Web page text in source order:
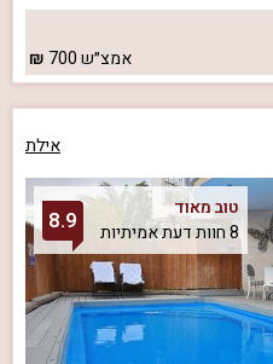
אמצ״ש700
אילת
טוב מאוד
8 חוות דעת אמיתיות
8.9